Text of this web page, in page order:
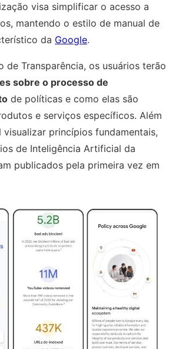
visa simplificar o acesso a
mantendo o estilo de manual de
da Google.
de Transparência, os usuários terão
sobre o processo de
de políticas e como elas são
e serviços específicos. Além
visualizar princípios fundamentais,
de Inteligência Artificial da
publicados pela primeira vez em